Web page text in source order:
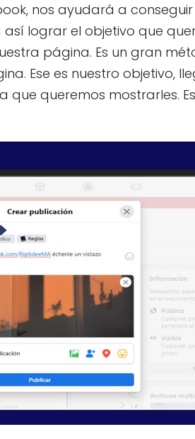
nos ayudará a
lograr el objetivo que
página. Es un gran
Ese es nuestro objetivo,
queremos mostrarles.